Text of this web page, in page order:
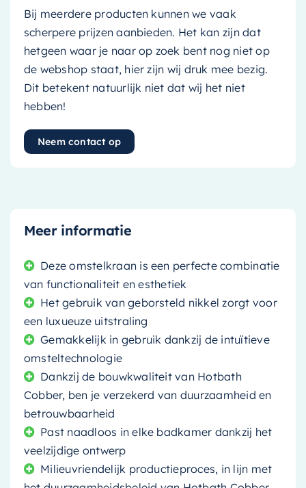
Bij meerdere producten kunnen we vaak
scherpere prijzen aanbieden. Het kan zijn dat
hetgeen waar je naar op zoek bent nog niet op
de webshop staat, hier zijn wij druk mee bezig.
Dit betekent natuurlijk niet dat wij het niet
hebben!
Neem contact op
Meer informatie
Deze omstelkraan is een perfecte combinatie
van functionaliteit en esthetiek
Het gebruik van geborsteld nikkel zorgt voor
een luxueuze uitstraling
Gemakkelijk in gebruik dankzij de intuïtieve
omsteltechnologie
Dankzij de bouwkwaliteit van Hotbath
Cobber, ben je verzekerd van duurzaamheid en
betrouwbaarheid
Past naadloos in elke badkamer dankzij het
veelzijdige ontwerp
Milieuvriendelijk productieproces, in lijn met